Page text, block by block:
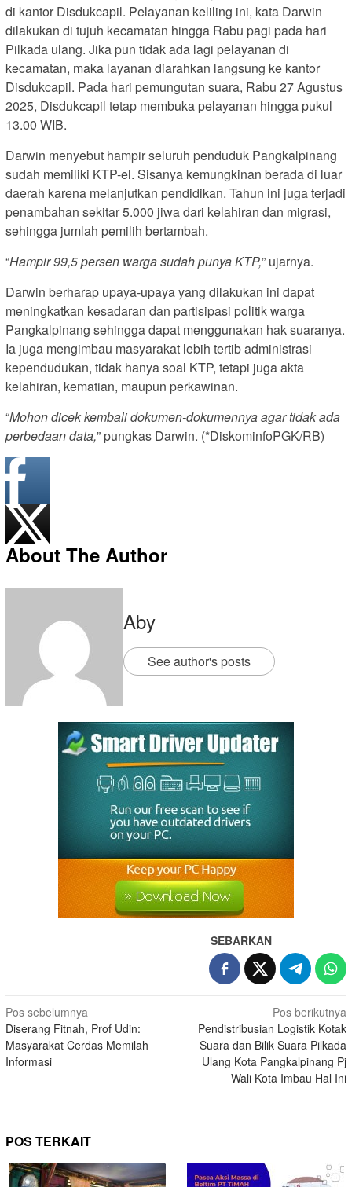
di kantor Disdukcapil. Pelayanan keliling ini, kata Darwin
dilakukan di tujuh kecamatan hingga Rabu pagi pada hari
Pilkada ulang. Jika pun tidak ada lagi pelayanan di
kecamatan, maka layanan diarahkan langsung ke kantor
Disdukcapil. Pada hari pemungutan suara, Rabu 27 Agustus
2025, Disdukcapil tetap membuka pelayanan hingga pukul
13.00 WIB.
Darwin menyebut hampir seluruh penduduk Pangkalpinang
sudah memiliki KTP-el. Sisanya kemungkinan berada di luar
daerah karena melanjutkan pendidikan. Tahun ini juga terjadi
penambahan sekitar 5.000 jiwa dari kelahiran dan migrasi,
sehingga jumlah pemilih bertambah.
“Hampir 99,5 persen warga sudah punya KTP,” ujarnya.
Darwin berharap upaya-upaya yang dilakukan ini dapat
meningkatkan kesadaran dan partisipasi politik warga
Pangkalpinang sehingga dapat menggunakan hak suaranya.
Ia juga mengimbau masyarakat lebih tertib administrasi
kependudukan, tidak hanya soal KTP, tetapi juga akta
kelahiran, kematian, maupun perkawinan.
“Mohon dicek kembali dokumen-dokumennya agar tidak ada
perbedaan data,” pungkas Darwin. (*DiskominfoPGK/RB)
About The Author
Aby
See author's posts
SEBARKAN
Pos sebelumnya
Diserang Fitnah, Prof Udin:
Masyarakat Cerdas Memilah
Informasi
Pos berikutnya
Pendistribusian Logistik Kotak
Suara dan Bilik Suara Pilkada
Ulang Kota Pangkalpinang Pj
Wali Kota Imbau Hal Ini
POS TERKAIT